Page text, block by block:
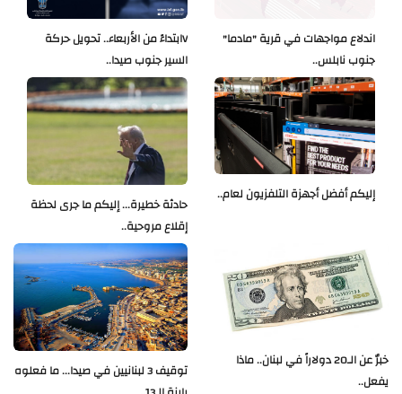
Vابتداءً من الأربعاء.. تحويل حركة
السير جنوب صيدا..
اندلاع مواجهات في قرية "مادما"
جنوب نابلس..
حادثة خطيرة... إليكم ما جرى لحظة
إقلاع مروحية..
إليكم أفضل أجهزة التلفزيون لعام..
توقيف 3 لبنانيين في صيدا... ما فعلوه
خبرٌ عن الـ20 دولاراً في لبنان.. ماذا
يفعل..